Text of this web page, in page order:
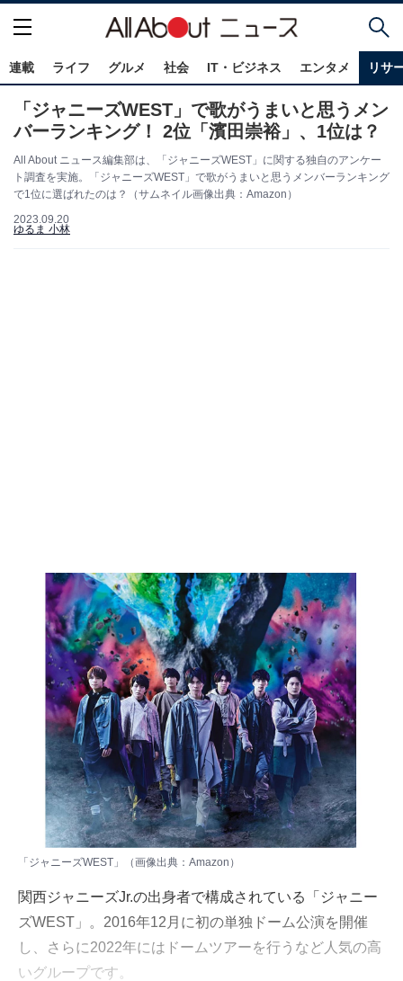
連載 ライフ グルメ 社会 IT・ビジネス エンタメ リサ
「ジャニーズWEST」で歌がうまいと思うメン
バーランキング！ 2位「濱田崇裕」、1位は？
All About ニュース編集部は、「ジャニーズWEST」に関する独自のアンケー
ト調査を実施。「ジャニーズWEST」で歌がうまいと思うメンバーランキング
で1位に選ばれたのは？（サムネイル画像出典：Amazon）
2023.09.20
ゆるま 小林
「ジャニーズWEST」（画像出典： Amazon ）
関西ジャニーズJr.の出身者で構成されている「ジャニー
ズWEST」。2016年12月に初の単独ドーム公演を開催
し、さらに2022年にはドームツアーを行うなど人気の高
いグループです。